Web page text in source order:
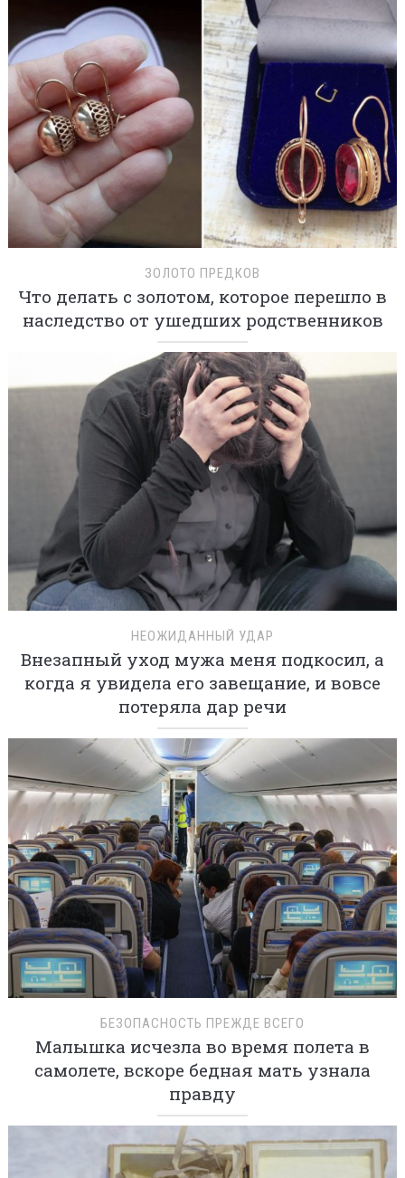
ЗОЛОТО ПРЕДКОВ
Что делать с золотом, которое перешло в
наследство от ушедших родственников
НЕОЖИДАННЫЙ УДАР
Внезапный уход мужа меня подкосил, а
когда я увидела его завещание, и вовсе
потеряла дар речи
БЕЗОПАСНОСТЬ ПРЕЖДЕ ВСЕГО
Малышка исчезла во время полета в
самолете, вскоре бедная мать узнала
правду